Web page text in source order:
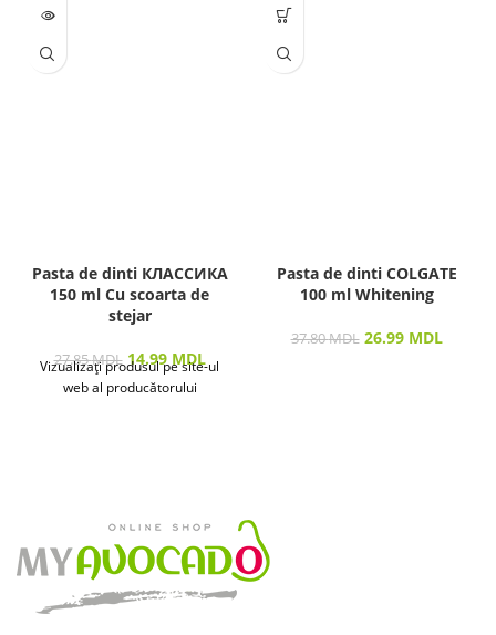
LIPSĂ
Pasta de dinti КЛАССИКА
150 ml Cu scoarta de
stejar
27.85MDL 14.99 MDL
Vizualizați produsul pe site-ul
web al producătorului
Pasta de dinti COLGATE
100 ml Whitening
37.80MDL 26.99 MDL